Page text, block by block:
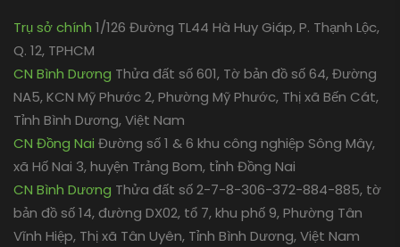
Trụ sở chính 1/126 Đường TL44 Hà Huy Giáp, P. Thạnh Lộc,
Q. 12, TPHCM
CN Bình Dương Thửa đất số 601, Tờ bản đồ số 64, Đường
NA5, KCN Mỹ Phước 2, Phường Mỹ Phước, Thị xã Bến Cát,
Tỉnh Bình Dương, Việt Nam
CN Đồng Nai Đường số 1 & 6 khu công nghiệp Sông Mây,
xã Hố Nai 3, huyện Trảng Bom, tỉnh Đồng Nai
CN Bình Dương Thửa đất số 2-7-8-306-372-884-885, tờ
bản đồ số 14, đường DX02, tổ 7, khu phố 9, Phường Tân
Vĩnh Hiệp, Thị xã Tân Uyên, Tỉnh Bình Dương, Việt Nam